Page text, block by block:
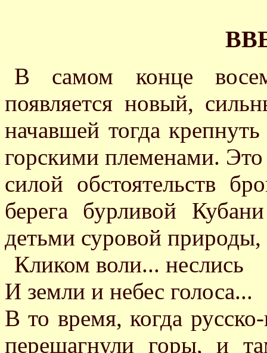
В самом конце
появляется новый,
начавшей тогда
горскими племенами.
силой обстоятельств
берега бурливой
детьми суровой природы,
Кликом воли... неслись
И земли и небес голоса...
В то время, когда
перешагнули горы, и